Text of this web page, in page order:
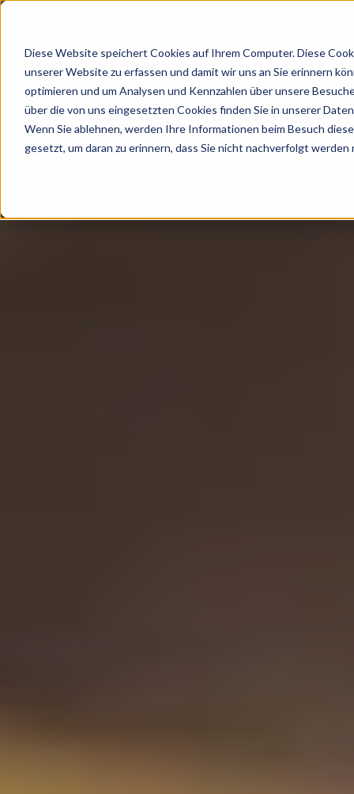
Diese Website speichert Cookies auf Ihrem Computer. Diese
unserer Website zu erfassen und damit wir uns an Sie erinnern
optimieren und um Analysen und Kennzahlen über unsere
über die von uns eingesetzten Cookies finden Sie in unserer
Wenn Sie ablehnen, werden Ihre Informationen beim Besuch
gesetzt, um daran zu erinnern, dass Sie nicht nachverfolgt werden